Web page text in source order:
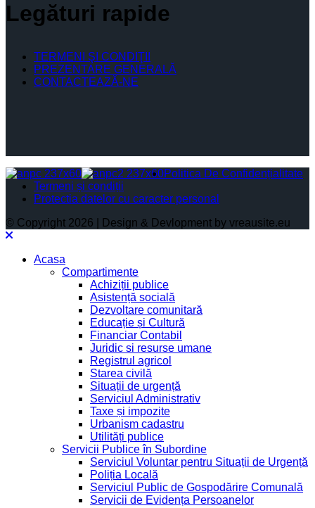
Legături rapide
TERMENI ŞI CONDIŢII
PREZENTARE GENERALĂ
CONTACTEAZĂ-NE
Politica De Confidențialitate
Termeni și condiții
Protectia datelor cu caracter personal
© Copyright 2026 | Design & Devlopment by vreausite.eu
Acasa
Compartimente
Achiziții publice
Asistență socială
Dezvoltare comunitară
Educație și Cultură
Financiar Contabil
Juridic si resurse umane
Registrul agricol
Starea civilă
Situații de urgență
Serviciul Administrativ
Taxe și impozite
Urbanism cadastru
Utilități publice
Servicii Publice în Subordine
Serviciul Voluntar pentru Situații de Urgență
Poliția Locală
Serviciul Public de Gospodărire Comunală
Servicii de Evidența Persoanelor